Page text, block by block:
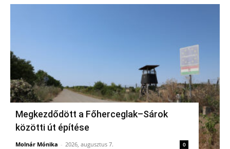
Megkezdődött a Főherceglak–Sárok
közötti út építése
Molnár Mónika - 2026, augusztus 7. 0